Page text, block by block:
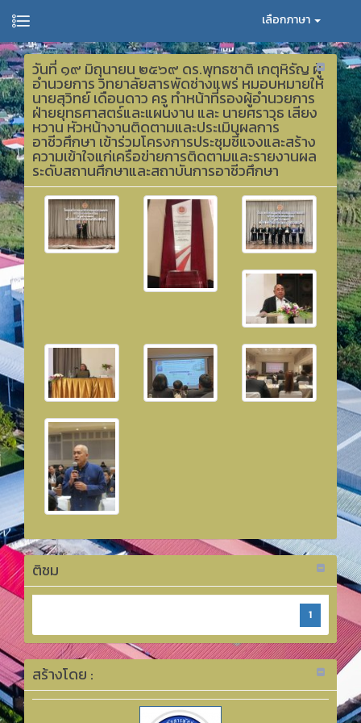
เลือกภาษา
วันที่ ๑๙ มิถุนายน ๒๕๖๙ ดร.พุทธชาติ เกตุหิรัญ ผู้
อำนวยการ วิทยาลัยสารพัดช่างแพร่ หมอบหมายให้
นายสุวิทย์ เดือนดาว ครู ทำหน้าที่รองผู้อำนวยการ
ฝ่ายยุทธศาสตร์และแผนงาน และ นายศราวุธ เสียง
หวาน หัวหน้างานติดตามและประเมินผลการ
อาชีวศึกษา เข้าร่วมโครงการประชุมชี้แจงและสร้าง
ความเข้าใจแก่เครือข่ายการติดตามและรายงานผล
ระดับสถานศึกษาและสถาบันการอาชีวศึกษา
ติชม
1
สร้างโดย :